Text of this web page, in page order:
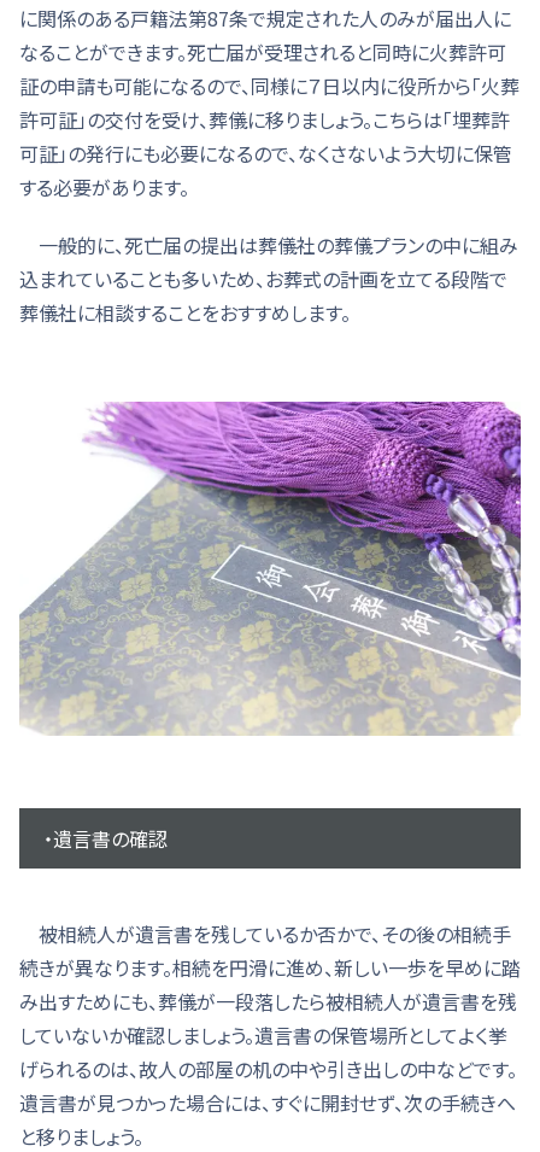
に関係のある戸籍法第87条で規定された人のみが届出人に
なることができます。死亡届が受理されると同時に火葬許可
証の申請も可能になるので、同様に７日以内に役所から「火葬
許可証」の交付を受け、葬儀に移りましょう。こちらは「埋葬許
可証」の発行にも必要になるので、なくさないよう大切に保管
する必要があります。
一般的に、死亡届の提出は葬儀社の葬儀プランの中に組み
込まれていることも多いため、お葬式の計画を立てる段階で
葬儀社に相談することをおすすめします。
・遺言書の確認
被相続人が遺言書を残しているか否かで、その後の相続手
続きが異なります。相続を円滑に進め、新しい一歩を早めに踏
み出すためにも、葬儀が一段落したら被相続人が遺言書を残
していないか確認しましょう。遺言書の保管場所としてよく挙
げられるのは、故人の部屋の机の中や引き出しの中などです。
遺言書が見つかった場合には、すぐに開封せず、次の手続きへ
と移りましょう。